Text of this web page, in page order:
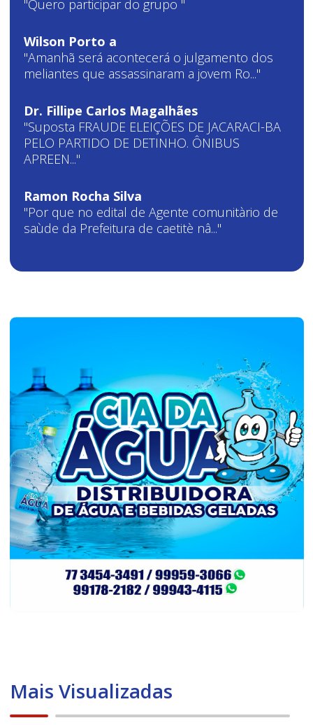
"Quero participar do grupo "
Wilson Porto a
"Amanhã será acontecerá o julgamento dos
meliantes que assassinaram a jovem Ro..."
Dr. Fillipe Carlos Magalhães
"Suposta FRAUDE ELEIÇÕES DE JACARACI-BA
PELO PARTIDO DE DETINHO. ÔNIBUS
APREEN..."
Ramon Rocha Silva
"Por que no edital de Agente comunitàrio de
saùde da Prefeitura de caetitè nâ..."
Mais Visualizadas